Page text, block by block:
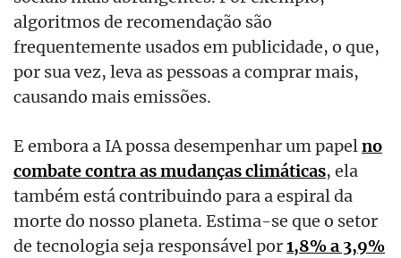
algoritmos de recomendação são
frequentemente usados em publicidade, o que,
por sua vez, leva as pessoas a comprar mais,
causando mais emissões.
E embora a IA possa desempenhar um papelno
combate contra as mudanças climáticas, ela
também está contribuindo para a espiral da
morte do nosso planeta. Estima-se que o setor
de tecnologia seja responsável por1,8% a 3,9%